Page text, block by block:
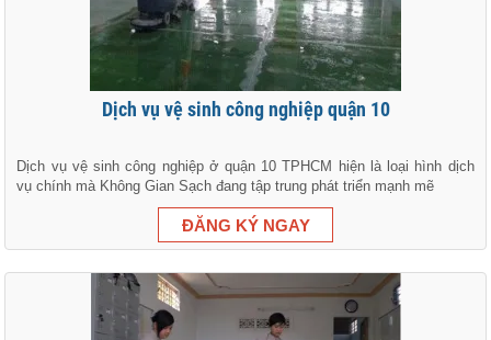
Dịch vụ vệ sinh công nghiệp quận 10
Dịch vụ vệ sinh công nghiệp ở quận 10 TPHCM hiện là loại hình dịch
vụ chính mà Không Gian Sạch đang tập trung phát triển mạnh mẽ